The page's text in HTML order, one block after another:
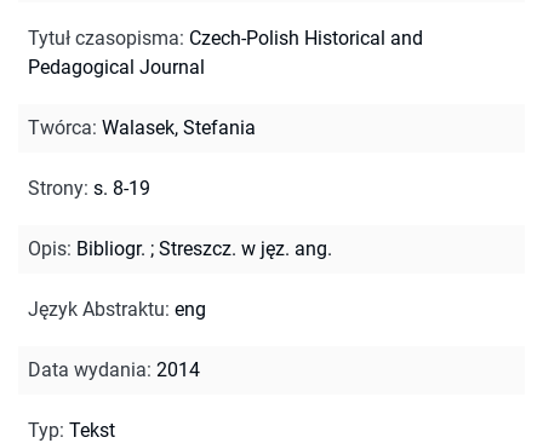
Tytuł czasopisma: Czech-Polish Historical and
Pedagogical Journal
Twórca: Walasek, Stefania
Strony: s. 8-19
Opis: Bibliogr. ; Streszcz. w jęz. ang.
Język Abstraktu: eng
Data wydania: 2014
Typ: Tekst